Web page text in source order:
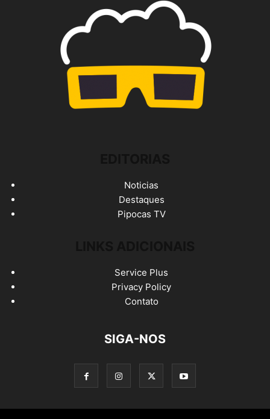
Noticias
Destaques
Pipocas TV
Service Plus
Privacy Policy
Contato
SIGA-NOS